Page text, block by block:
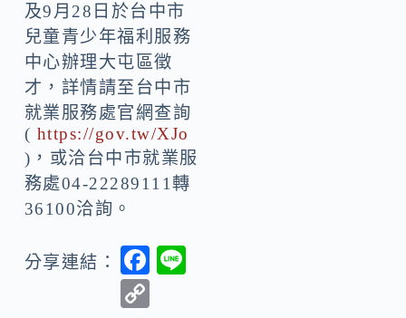
及9月28日於台中市
兒童青少年福利服務
中心辦理大屯區徵
才，詳情請至台中市
就業服務處官網查詢
( https://gov.tw/XJo
)，或洽台中市就業服
務處04-22289111轉
36100洽詢。
分享連結：
F